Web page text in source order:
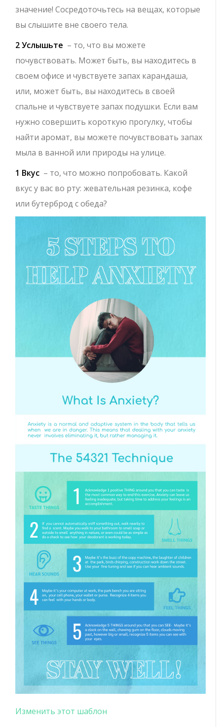
значение! Сосредоточьтесь на вещах, которые
вы слышите вне своего тела.
2 Услышьте – то, что вы можете
почувствовать. Может быть, вы находитесь в
своем офисе и чувствуете запах карандаша,
или, может быть, вы находитесь в своей
спальне и чувствуете запах подушки. Если вам
нужно совершить короткую прогулку, чтобы
найти аромат, вы можете почувствовать запах
мыла в ванной или природы на улице.
1 Вкус – то, что можно попробовать. Какой
вкус у вас во рту: жевательная резинка, кофе
или бутерброд с обеда?
Изменить этот шаблон